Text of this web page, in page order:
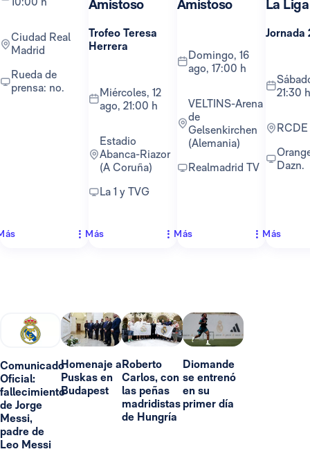
Ciudad Real
Madrid
Rueda de
prensa: no.
Amistoso
Trofeo Teresa
Herrera
miércoles, 12
ago, 21:00 h
Estadio
Abanca-Riazor
(A Coruña)
La 1 y TVG
Más
Amistoso
domingo, 16
ago, 17:00 h
VELTINS-Arena
de
Gelsenkirchen
(Alemania)
Realmadrid TV
Más
La Liga
Jornada
sábado, 22 ago,
21:30 h
Orange TV y
Dazn.
Más
Comunicado
Oficial:
fallecimiento
de Jorge
Messi,
padre de
Leo Messi
Homenaje a
Puskas en
Budapest
Roberto
Carlos, con
las peñas
madridistas
de Hungría
Diomande
se entrenó
en su
primer día